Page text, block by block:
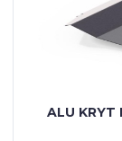
ALU KRYT